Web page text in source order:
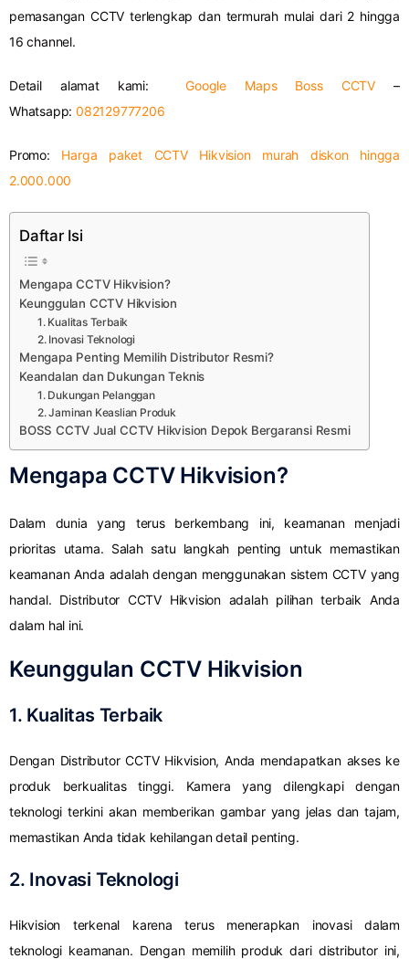
pemasangan CCTV terlengkap dan termurah mulai dari 2 hingga
16 channel.
Detail alamat kami:Google Maps Boss CCTV –
Whatsapp:082129777206
Promo: Harga paket CCTV Hikvision murah diskon hingga
2.000.000
Daftar Isi
Mengapa CCTV Hikvision?
Keunggulan CCTV Hikvision
1. Kualitas Terbaik
2. Inovasi Teknologi
Mengapa Penting Memilih Distributor Resmi?
Keandalan dan Dukungan Teknis
1. Dukungan Pelanggan
2. Jaminan Keaslian Produk
BOSS CCTV Jual CCTV Hikvision Depok Bergaransi Resmi
Mengapa CCTV Hikvision?
Dalam dunia yang terus berkembang ini, keamanan menjadi
prioritas utama. Salah satu langkah penting untuk memastikan
keamanan Anda adalah dengan menggunakan sistem CCTV yang
handal. Distributor CCTV Hikvision adalah pilihan terbaik Anda
dalam hal ini.
Keunggulan CCTV Hikvision
1. Kualitas Terbaik
Dengan Distributor CCTV Hikvision, Anda mendapatkan akses ke
produk berkualitas tinggi. Kamera yang dilengkapi dengan
teknologi terkini akan memberikan gambar yang jelas dan tajam,
memastikan Anda tidak kehilangan detail penting.
2. Inovasi Teknologi
Hikvision terkenal karena terus menerapkan inovasi dalam
teknologi keamanan. Dengan memilih produk dari distributor ini,